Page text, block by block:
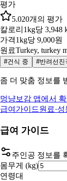
평가
5.020개의 평가
칼로리 1kg당 3,948
가격1kg당 9,000원
원료Turkey, turkey
#건식 중 #반려선진
좀 더 맞춤 정보를
멍냥보감 앱에서 확
급여가이드원료·성
급여 가이드
주인공 정보를
몸무게 (kg)
연령대